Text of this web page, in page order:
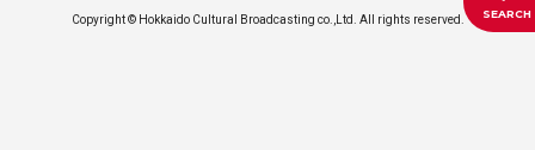
Copyright © Hokkaido Cultural Broadcasting co.,Ltd. All rights reserved.